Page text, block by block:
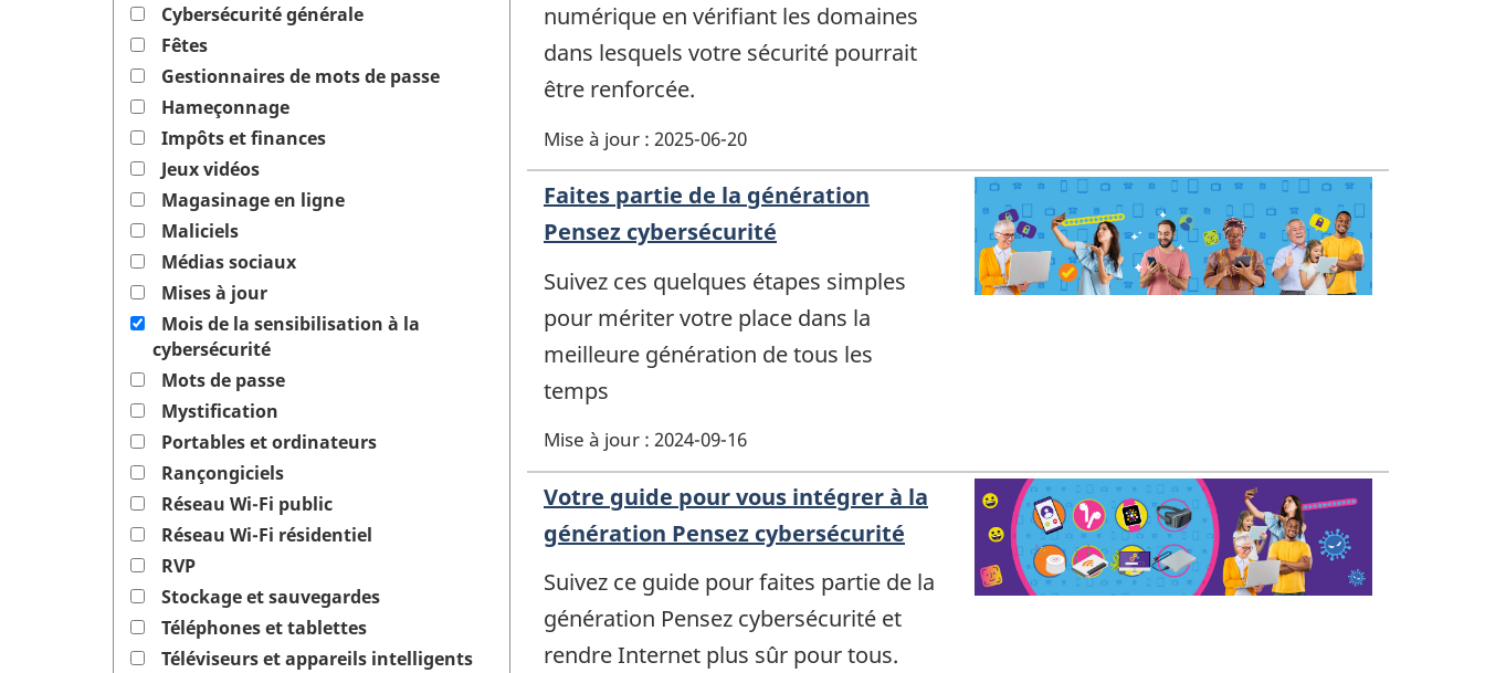
Cybersécurité générale
Fêtes
Gestionnaires de mots de passe
Hameçonnage
Impôts et finances
Jeux vidéos
Magasinage en ligne
Maliciels
Médias sociaux
Mises à jour
Mois de la sensibilisation à la
cybersécurité
Mots de passe
Mystification
Portables et ordinateurs
Rançongiciels
Réseau Wi-Fi public
Réseau Wi-Fi résidentiel
RVP
Stockage et sauvegardes
Téléphones et tablettes
Téléviseurs et appareils intelligents
numérique en vérifiant les domaines
dans lesquels votre sécurité pourrait
être renforcée.
Mise à jour : 2025-06-20
Faites partie de la génération
Pensez cybersécurité
Suivez ces quelques étapes simples
pour mériter votre place dans la
meilleure génération de tous les
temps
Mise à jour : 2024-09-16
Votre guide pour vous intégrer à la
génération Pensez cybersécurité
Suivez ce guide pour faites partie de la
génération Pensez cybersécurité et
rendre Internet plus sûr pour tous.